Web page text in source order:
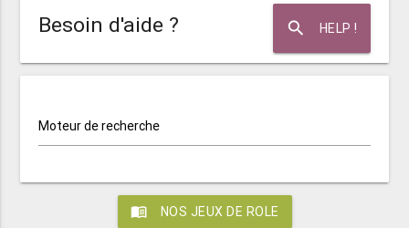
search HELP !
Besoin d'aide ?
Moteur de recherche
menu_book NOS JEUX DE ROLE